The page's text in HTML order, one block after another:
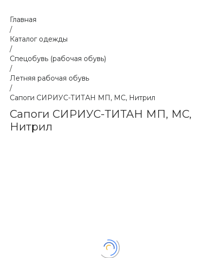
Главная
/
Каталог одежды
/
Спецобувь (рабочая обувь)
/
Летняя рабочая обувь
/
Сапоги СИРИУС-ТИТАН МП, МС, Нитрил
Сапоги СИРИУС-ТИТАН МП, МС,
Нитрил